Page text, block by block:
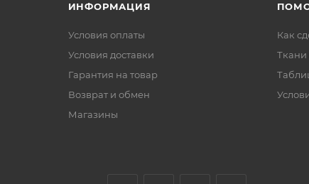
ИНФОРМАЦИЯ
Условия оплаты
Условия доставки
Гарантия на товар
Возврат и обмен
Магазины
Как
Ткани